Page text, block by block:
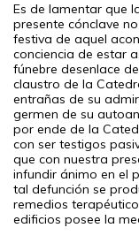
Es de lamentar que
presente cónclave
festiva de aquel
conciencia de estar
fúnebre desenlace
claustro de la
entrañas de su
germen de su
por ende de la
con ser testigos
que con nuestra
infundir ánimo en el
tal defunción se
remedios
edificios posee la